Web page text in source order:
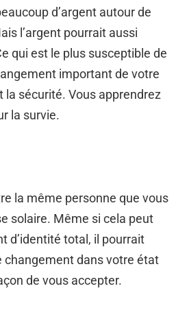
d’argent autour de
l’argent pourrait aussi
qui est le plus susceptible de
important de votre
la sécurité. Vous apprendrez
la survie.
la même personne que vous
solaire. Même si cela peut
d’identité total, il pourrait
changement dans votre état
de vous accepter.